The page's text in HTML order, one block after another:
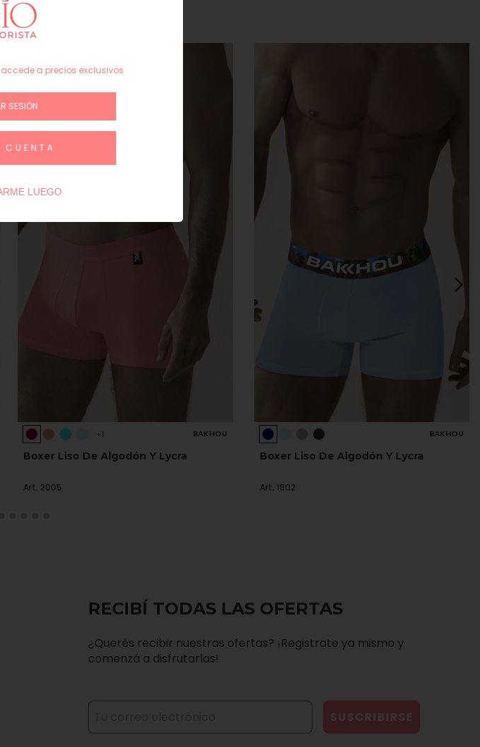
similares
+1 BAKHOU
Boxer Liso De Algodón Y Lycra
Art. 2005
BAKHOU
Boxer Liso De Algodón Y Lycra
Art. 1902
RECIBÍ TODAS LAS OFERTAS
¿Querés recibir nuestras ofertas? ¡Registrate ya mismo y
comenzá a disfrutarlas!
a precios exclusivos
SESIÓN
CUENTA
LUEGO